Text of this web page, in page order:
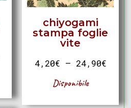
chiyogami
stampa foglie
vite
4,20€ – 24,90€
Disponibile